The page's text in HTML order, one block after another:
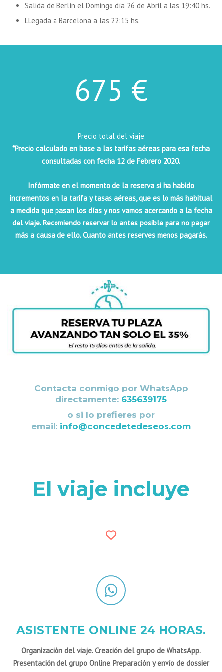
Salida de Berlín el Domingo día 26 de Abril a las 19:40 hs.
LLegada a Barcelona a las 22:15 hs.
675 €
Precio total del viaje
*Precio calculado en base a las tarifas aéreas para esa fecha
consultadas con fecha 12 de Febrero 2020.
Infórmate en el momento de la reserva si ha habido
incrementos en la tarifa y tasas aéreas, que es lo más habitual
a medida que pasan los días y nos vamos acercando a la fecha
del viaje. Recomiendo reservar lo antes posible para no pagar
más a causa de ello. Cuanto antes reserves menos pagarás.
Contacta conmigo por WhatsApp
directamente: 635639175
o si lo prefieres por
email: info@concedetedeseos.com
El viaje incluye
ASISTENTE ONLINE 24 HORAS.
Organización del viaje. Creación del grupo de WhatsApp.
Presentación del grupo Online. Preparación y envío de dossier